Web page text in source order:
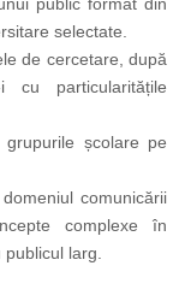
selectate.
de cercetare, după
i cu particularitățile
școlare pe
comunicării
complexe în
publicul larg.